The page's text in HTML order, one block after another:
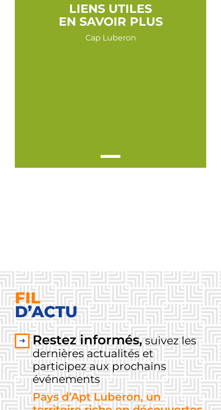
LIENS UTILES
EN SAVOIR PLUS
Cap Luberon
FIL
D’ACTU
Restez informés,suivez les
dernières actualités et
participez aux prochains
événements
Pays d’Apt Luberon, un